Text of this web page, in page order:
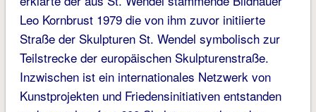
Leo Kornbrust 1979 die von ihm zuvor initiierte
Straße der Skulpturen St. Wendel symbolisch zur
Teilstrecke der europäischen Skulpturenstraße.
Inzwischen ist ein internationales Netzwerk von
Kunstprojekten und Friedensinitiativen entstanden